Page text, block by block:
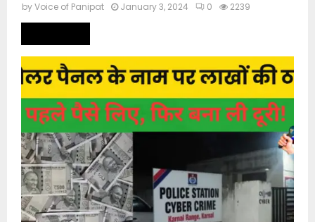
byVoice of Panipat January 3, 2024 0 2239